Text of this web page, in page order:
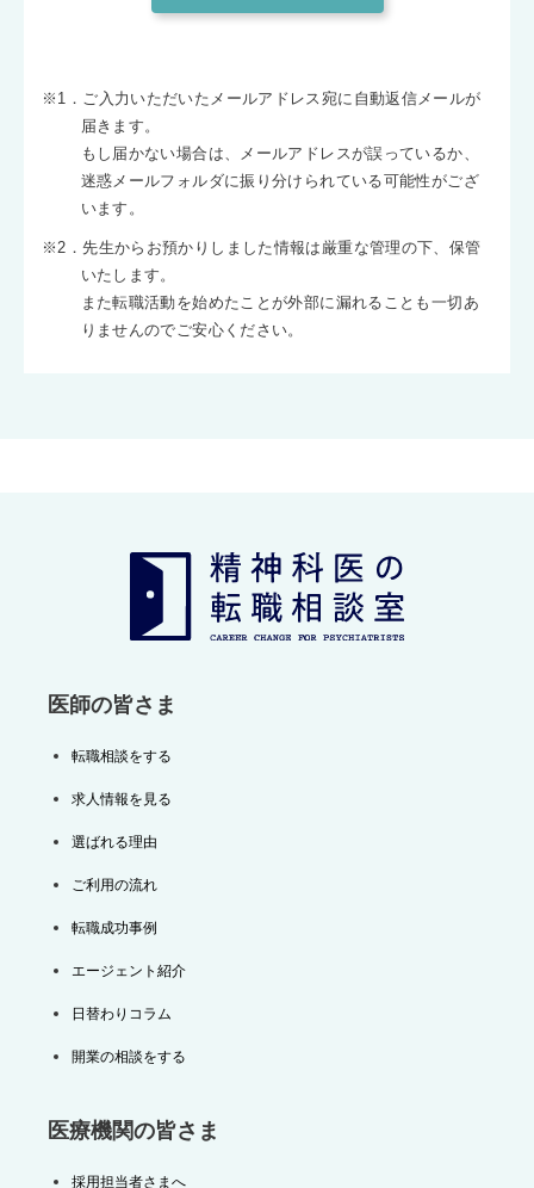
※1．ご入力いただいたメールアドレス宛に自動返信メールが
届きます。
もし届かない場合は、メールアドレスが誤っているか、
迷惑メールフォルダに振り分けられている可能性がござ
います。
※2．先生からお預かりしました情報は厳重な管理の下、保管
いたします。
また転職活動を始めたことが外部に漏れることも一切あ
りませんのでご安心ください。
医師の皆さま
転職相談をする
求人情報を見る
選ばれる理由
ご利用の流れ
転職成功事例
エージェント紹介
日替わりコラム
開業の相談をする
医療機関の皆さま
採用担当者さまへ